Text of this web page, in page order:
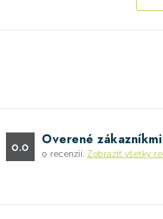
á
d
a
c
p
0.0 Overené zákazníkmi
0 recenzií. Zobraziť všetky